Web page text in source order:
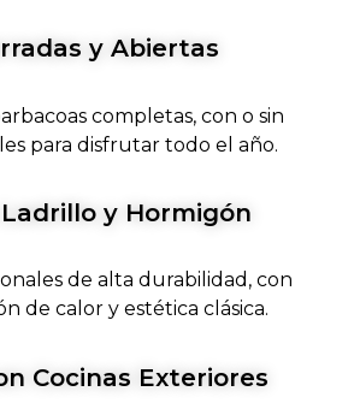
y Abiertas
completas, con o sin
para disfrutar todo el año.
y Hormigón
de alta durabilidad, con
de calor y estética clásica.
Cocinas Exteriores